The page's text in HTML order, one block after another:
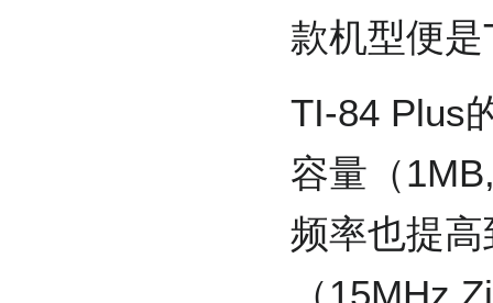
款机型便
TI-84 Plus
容量（
频率也提
（15MHz